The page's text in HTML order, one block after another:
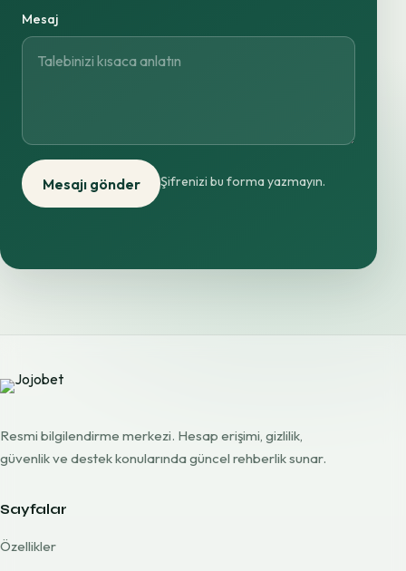
Mesaj
Mesajı gönder Şifrenizi bu forma yazmayın.
Resmi bilgilendirme merkezi. Hesap erişimi, gizlilik,
güvenlik ve destek konularında güncel rehberlik sunar.
Sayfalar
Özellikler